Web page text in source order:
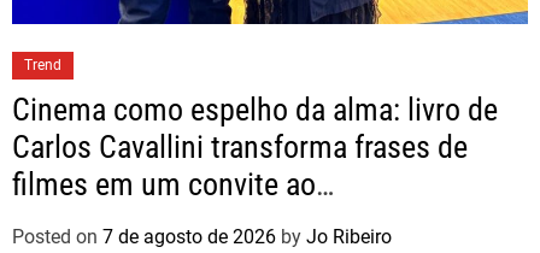
Trend
Cinema como espelho da alma: livro de
Carlos Cavallini transforma frases de
filmes em um convite ao
autoconhecimento
Posted on 7 de agosto de 2026 by Jo Ribeiro